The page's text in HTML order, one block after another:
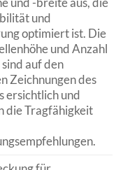
und
optimiert ist. Die
und Anzahl
auf den
Zeichnungen des
ersichtlich und
die Tragfähigkeit